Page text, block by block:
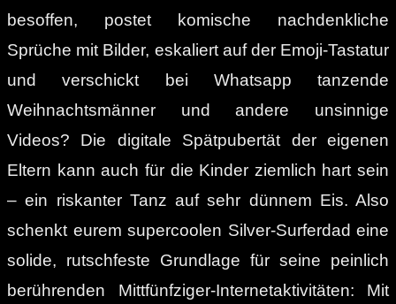
besoffen, postet komische nachdenkliche
Sprüche mit Bilder, eskaliert auf der Emoji-Tastatur
und verschickt bei Whatsapp tanzende
Weihnachtsmänner und andere unsinnige
Videos? Die digitale Spätpubertät der eigenen
Eltern kann auch für die Kinder ziemlich hart sein
– ein riskanter Tanz auf sehr dünnem Eis. Also
schenkt eurem supercoolen Silver-Surferdad eine
solide, rutschfeste Grundlage für seine peinlich
berührenden Mittfünfziger-Internetaktivitäten: Mit